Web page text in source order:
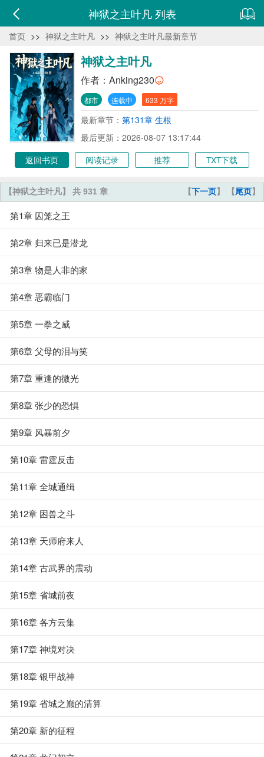
神狱之主叶凡 列表
首页 >> 神狱之主叶凡 >> 神狱之主叶凡最新章节
神狱之主叶凡
作者： Anking230
都市 连载中 633 万字
最新章节： 第131章 生根
最后更新：2026-08-07 13:17:44
返回书页
阅读记录 推荐 TXT下载
【下一页】 【尾页】
【神狱之主叶凡】 共 931 章
第1章 囚笼之王
第2章 归来已是潜龙
第3章 物是人非的家
第4章 恶霸临门
第5章 一拳之威
第6章 父母的泪与笑
第7章 重逢的微光
第8章 张少的恐惧
第9章 风暴前夕
第10章 雷霆反击
第11章 全城通缉
第12章 困兽之斗
第13章 天师府来人
第14章 古武界的震动
第15章 省城前夜
第16章 各方云集
第17章 神境对决
第18章 银甲战神
第19章 省城之巅的清算
第20章 新的征程